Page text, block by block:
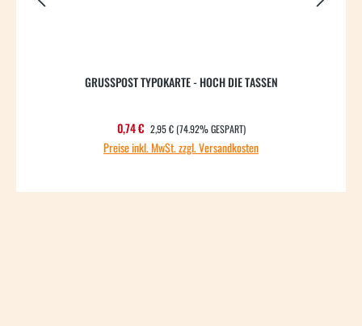
GRUSSPOST TYPOKARTE - HOCH DIE TASSEN
Verkaufspreis:
0,74 € REGULÄRER PREIS:
2,95 € (74.92% GESPART)
Preise inkl. MwSt. zzgl. Versandkosten